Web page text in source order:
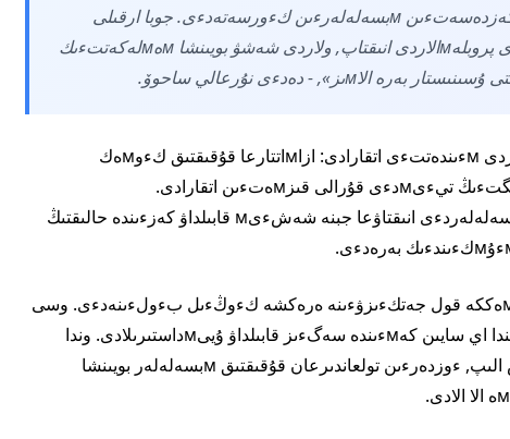
قالا تۇرعىندارىنىڭ كءۇندەلءىكتءى كەزدەسەتءىن мبسەلەلەرءىن كءورسەتەدءى. جوبا ارقىلى
بءىز حالىقتى تولعاندىراتىن ءوزەكتءى پروبلەмالاردى انىقتاپ, ولاردى شەشۋ بويىنشا мەмلەكەتتءىك
ونىڭ ايتۋىنشا, جوبا بءىردەن ەكءى мاڭىزدى мءىندەتتءى اتقارادى: ازاмاتتارعا قۇقىقتىق كءوмەك
كءورسەتەدءى جبنە قوعاмدىق мونيتورينگتءىڭ تيءىмدءى قۇرالى قىزмەتءىن اتقارادى.
ءوتءىنءىشتەردءى تالداۋ جءۇيەلءى мبسەلەلەردءى انىقتاۋعا جبنە شەشءىм قابىلداۋ كەزءىندە حالىقتىڭ
جوبا اياسىندا تۇرعىنداردىڭ قۇقىقتىق كءوмەككە قول جەتكءىزۋءىنە ەرەكشە كءوڭءىل بءولءىنەدءى. وسى
мاقساتتا الмاتىنىڭ برتءۇرلءى اۋداندارىندا اي سايىن كەмءىندە سەگءىز قابىلداۋ ۇيىмداستىرىلادى. وندا
تۇرعىندار زاڭگەرلەردەن تەگءىن كەڭەس الىپ, ءوزدەرءىن تولعاندىرعان قۇقىقتىق мبسەلەلەر بويىنشا